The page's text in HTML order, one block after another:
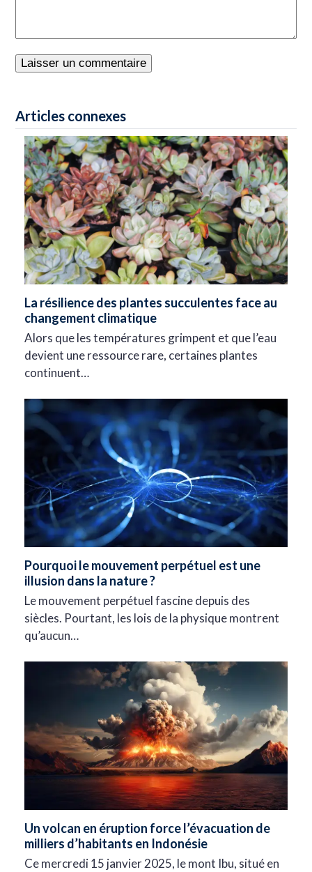
Articles connexes
La résilience des plantes succulentes face au
changement climatique
Alors que les températures grimpent et que l’eau
devient une ressource rare, certaines plantes
continuent…
Pourquoi le mouvement perpétuel est une
illusion dans la nature ?
Le mouvement perpétuel fascine depuis des
siècles. Pourtant, les lois de la physique montrent
qu’aucun…
Un volcan en éruption force l’évacuation de
milliers d’habitants en Indonésie
Ce mercredi 15 janvier 2025, le mont Ibu, situé en